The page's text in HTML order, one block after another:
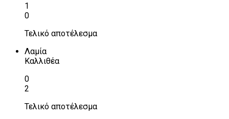
1
0
Τελικό αποτέλεσμα
Λαμία
Καλλιθέα
0
2
Τελικό αποτέλεσμα